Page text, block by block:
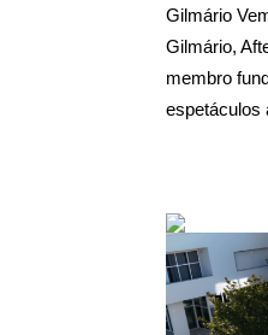
Gilmário
Gilmário,
membro
espetáculos